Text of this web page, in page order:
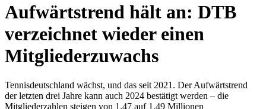
Aufwärtstrend hält an: DTB
verzeichnet wieder einen
Mitgliederzuwachs
Tennisdeutschland wächst, und das seit 2021. Der Aufwärtstrend
der letzten drei Jahre kann auch 2024 bestätigt werden – die
Mitgliederzahlen steigen von 1,47 auf 1,49 Millionen